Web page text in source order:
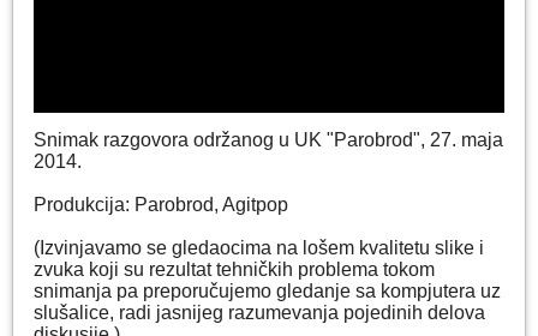
Snimak razgovora održanog u UK "Parobrod", 27. maja
2014.
Produkcija: Parobrod, Agitpop
(Izvinjavamo se gledaocima na lošem kvalitetu slike i
zvuka koji su rezultat tehničkih problema tokom
snimanja pa preporučujemo gledanje sa kompjutera uz
slušalice, radi jasnijeg razumevanja pojedinih delova